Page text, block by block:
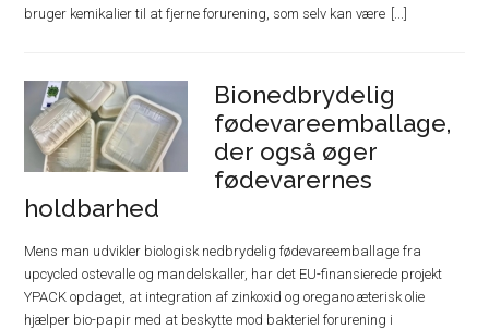
bruger kemikalier til at fjerne forurening, som selv kan være
Bionedbrydelig
fødevareemballage,
der også øger
fødevarernes
holdbarhed
Mens man udvikler biologisk nedbrydelig fødevareemballage fra
upcycled ostevalle og mandelskaller, har det EU-finansierede projekt
YPACK opdaget, at integration af zinkoxid og oregano æterisk olie
hjælper bio-papir med at beskytte mod bakteriel forurening i